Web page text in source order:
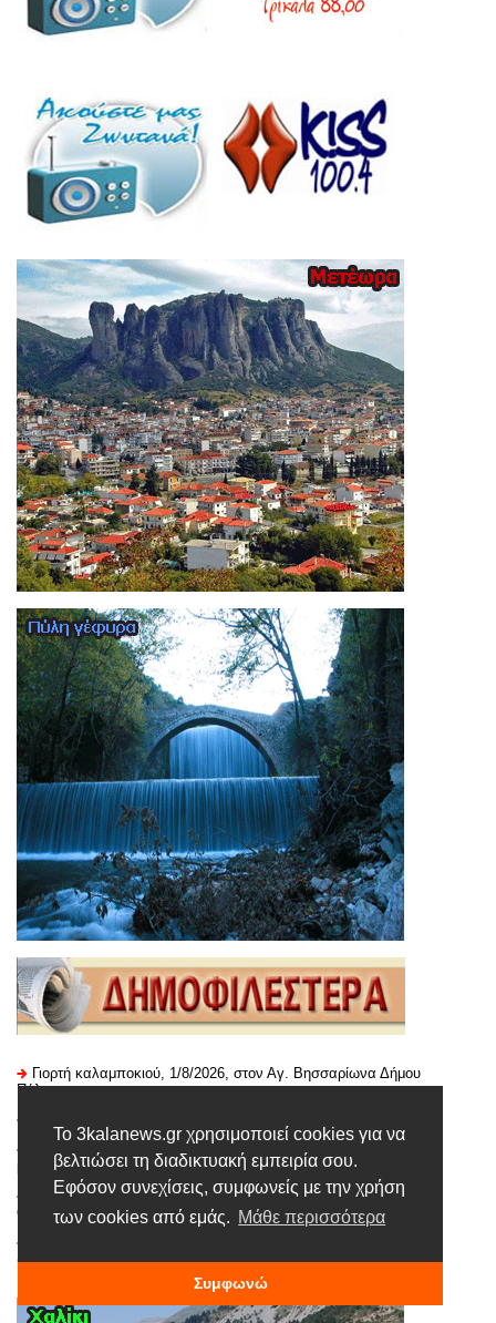
Το 3kalanews.gr χρησιμοποιεί cookies για να
βελτιώσει τη διαδικτυακή εμπειρία σου.
Εφόσον συνεχίσεις, συμφωνείς με την χρήση
των cookies από εμάς. Μάθε περισσότερα
Συμφωνώ
Γιορτή καλαμποκιού, 1/8/2026, στον Αγ. Βησσαρίωνα Δήμου
Πύλης
H Περιφέρεια Θεσσαλίας χρηματοδοτεί τη δημιουργία ενός
μεγάλου φωτοβολταϊκού σταθμού στο Διαλεκτό Τρικάλων
Αναπτυξιακές συνέργειες με πρωτοβουλία της Περιφέρειας
Θεσσαλίας
(κατηγορία 3) που ισχύει για το Σάββατο 1η Αυγούστου